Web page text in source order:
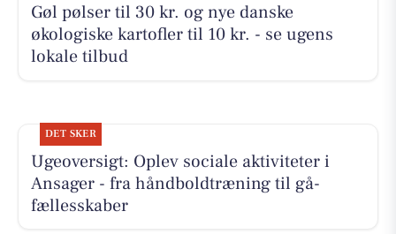
Gøl pølser til 30 kr. og nye danske
økologiske kartofler til 10 kr. - se ugens
lokale tilbud
DET SKER
Ugeoversigt: Oplev sociale aktiviteter i
Ansager - fra håndboldtræning til gå-
fællesskaber